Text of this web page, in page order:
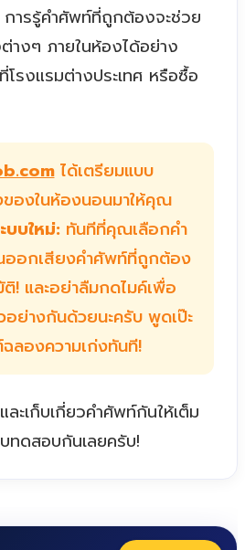
ารรู้คำศัพท์ที่ถูกต้องจะช่วย
างๆ ภายในห้องได้อย่าง
โรงแรมต่างประเทศ หรือซื้อ
ได้เตรียมแบบ
องในห้องนอนมาให้คุณ
บบใหม่: ทันทีที่คุณเลือกคำ
ออกเสียงคำศัพท์ที่ถูกต้อง
! และอย่าลืมกดไมค์เพื่อ
ย่างกันด้วยนะครับ พูดเป๊ะ
ลองความเก่งทันที!
ะเก็บเกี่ยวคำศัพท์กันให้เต็ม
ทดสอบกันเลยครับ!